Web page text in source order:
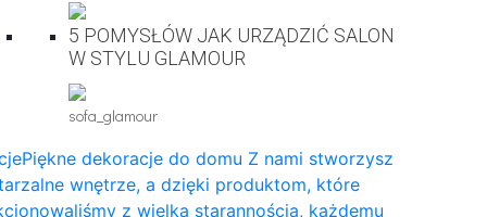
5 POMYSŁÓW JAK URZĄDZIĆ SALON
W STYLU GLAMOUR
sofa_glamour
Piękne dekoracje do domu Z nami stworzysz
wnętrze, a dzięki produktom, które
z wielką starannością, każdemu